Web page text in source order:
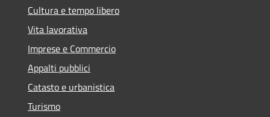
Cultura e tempo libero
Vita lavorativa
Imprese e Commercio
Appalti pubblici
Catasto e urbanistica
Turismo